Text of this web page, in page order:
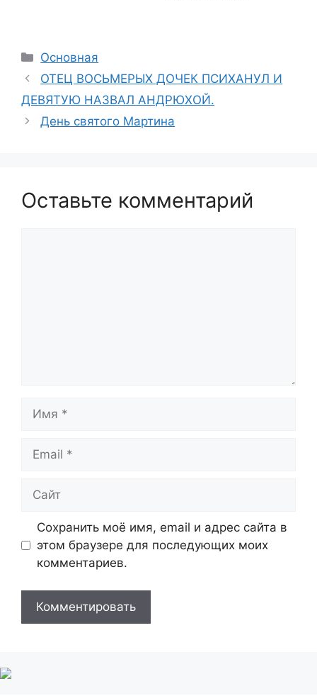
Рубрики
Основная
ОТЕЦ ВОСЬМЕРЫХ ДОЧЕК ПСИХАНУЛ И
ДЕВЯТУЮ НАЗВАЛ АНДРЮХОЙ.
День святого Мартина
Оставьте комментарий
Имя
Email
Сайт
Сохранить моё имя, email и адрес сайта в
этом браузере для последующих моих
комментариев.